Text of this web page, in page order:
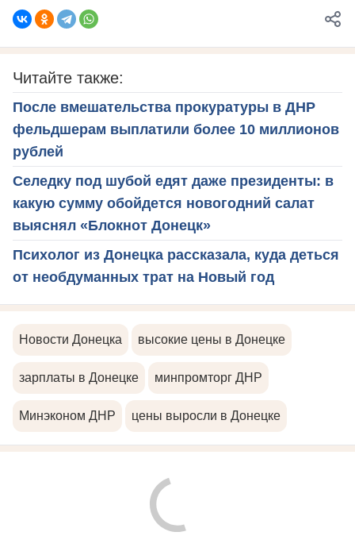
Читайте также:
После вмешательства прокуратуры в ДНР
фельдшерам выплатили более 10 миллионов
рублей
Селедку под шубой едят даже президенты: в
какую сумму обойдется новогодний салат
выяснял «Блокнот Донецк»
Психолог из Донецка рассказала, куда деться
от необдуманных трат на Новый год
Новости Донецка высокие цены в Донецке
зарплаты в Донецке минпромторг ДНР
Минэконом ДНР цены выросли в Донецке